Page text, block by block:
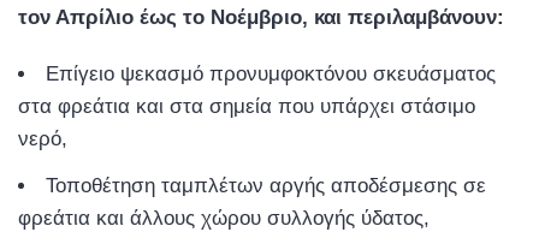
τον Απρίλιο έως το Νοέμβριο, και περιλαμβάνουν:
Επίγειο ψεκασμό προνυμφοκτόνου σκευάσματος
στα φρεάτια και στα σημεία που υπάρχει στάσιμο
νερό,
Τοποθέτηση ταμπλέτων αργής αποδέσμεσης σε
φρεάτια και άλλους χώρου συλλογής ύδατος,